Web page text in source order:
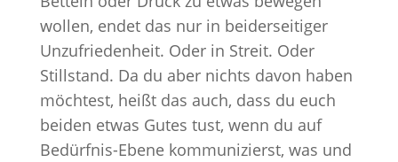
wollen, endet das nur in beiderseitiger
Unzufriedenheit. Oder in Streit. Oder
Stillstand. Da du aber nichts davon haben
möchtest, heißt das auch, dass du euch
beiden etwas Gutes tust, wenn du auf
Bedürfnis-Ebene kommunizierst, was und